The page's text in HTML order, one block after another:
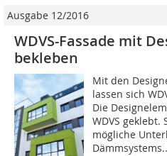
Ausgabe 12/2016
WDVS-Fassade mit
bekleben
Mit den
lassen sich
Die
WDVS
mögliche